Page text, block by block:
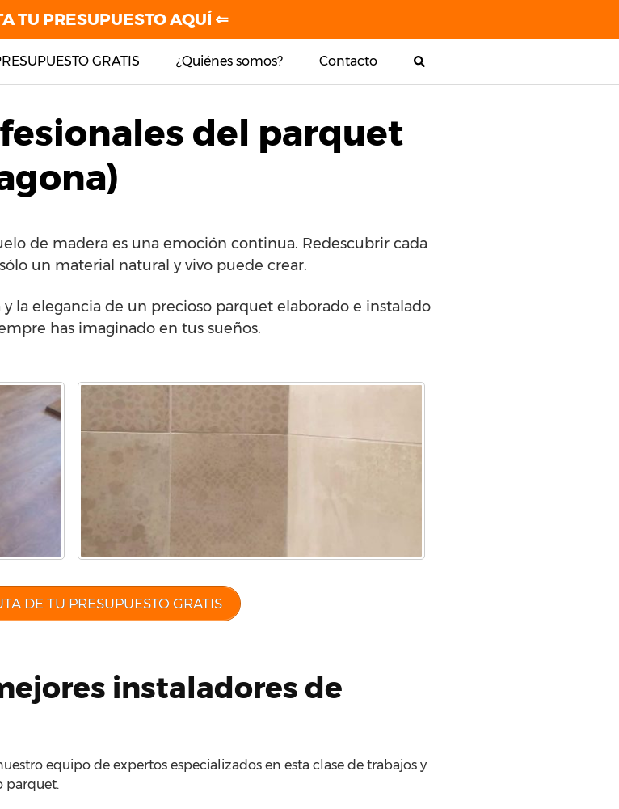
GRATIS ¿Quiénes somos? Contacto
del parquet
de madera es una emoción continua. Redescubrir cada
un material natural y vivo puede crear.
la elegancia de un precioso parquet elaborado e instalado
has imaginado en tus sueños.
DE TU PRESUPUESTO GRATIS
instaladores de
equipo de expertos especializados en esta clase de trabajos y
parquet.
TU PRESUPUESTO AQUÍ ⇐